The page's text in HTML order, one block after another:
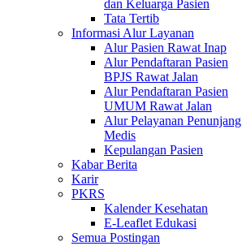
dan Keluarga Pasien
Tata Tertib
Informasi Alur Layanan
Alur Pasien Rawat Inap
Alur Pendaftaran Pasien
BPJS Rawat Jalan
Alur Pendaftaran Pasien
UMUM Rawat Jalan
Alur Pelayanan Penunjang
Medis
Kepulangan Pasien
Kabar Berita
Karir
PKRS
Kalender Kesehatan
E-Leaflet Edukasi
Semua Postingan